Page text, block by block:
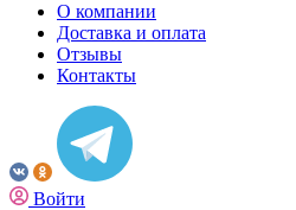
О компании
Доставка и оплата
Отзывы
Контакты
Войти